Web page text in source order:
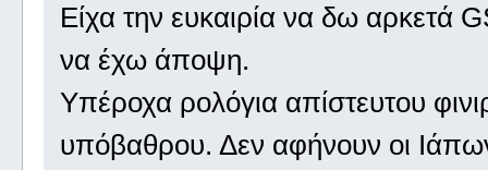
Είχα την ευκαιρία να δω αρκετά
να έχω άποψη.
Υπέροχα ρολόγια απίστευτου
υπόβαθρου. Δεν αφήνουν οι